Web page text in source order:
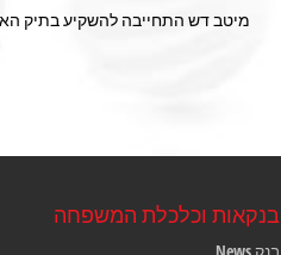
מיטב דש התחייבה להשקיע בתיק האשראי שבניהול לוטוס סך של
בנקאות וכלכלת המשפחה